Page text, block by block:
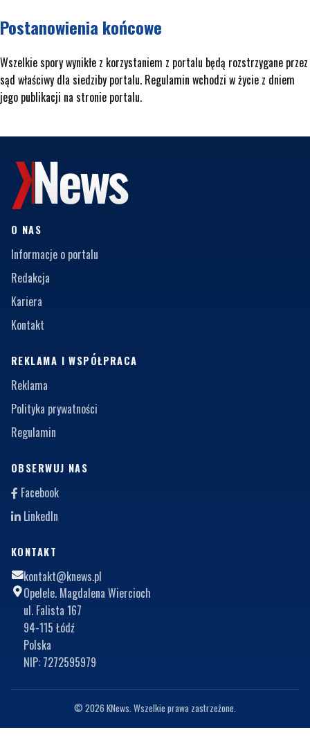
Postanowienia końcowe
Wszelkie spory wynikłe z korzystaniem z portalu będą rozstrzygane przez
sąd właściwy dla siedziby portalu. Regulamin wchodzi w życie z dniem
jego publikacji na stronie portalu.
O NAS
Informacje o portalu
Redakcja
Kariera
Kontakt
REKLAMA I WSPÓŁPRACA
Reklama
Polityka prywatności
Regulamin
OBSERWUJ NAS
Facebook
LinkedIn
KONTAKT
kontakt@knews.pl
Opelele. Magdalena Wiercioch
ul. Falista 167
94-115 Łódź
Polska
NIP: 7272595979
© 2026 KNews. Wszelkie prawa zastrzeżone.